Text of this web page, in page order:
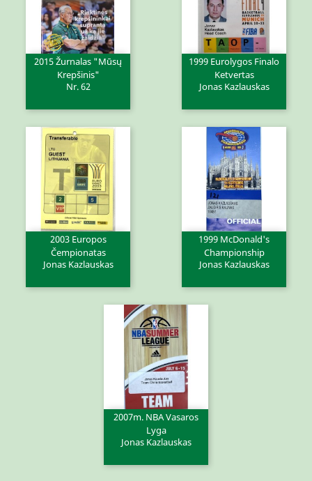
2015 Žurnalas "Mūsų
Krepšinis"
Nr. 62
1999 Eurolygos Finalo
Ketvertas
Jonas Kazlauskas
2003 Europos
Čempionatas
Jonas Kazlauskas
1999 McDonald's
Championship
Jonas Kazlauskas
2007m. NBA Vasaros
Lyga
Jonas Kazlauskas